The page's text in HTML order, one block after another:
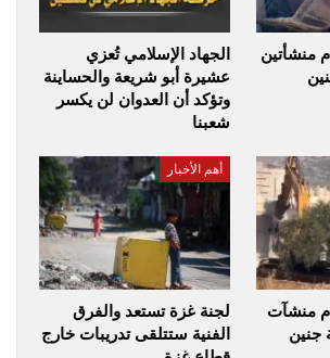
منشأتين
الجهاد الإسلامي تُعزي
عشيرة أبو شريعة والحساينة
وتؤكد أن العدوان لن يكسر
شعبنا
منشآت
جنين
أهم الأخبار
لجنة غزة تستعد والفرق
الفنية ستتلقى تدريبات خارج